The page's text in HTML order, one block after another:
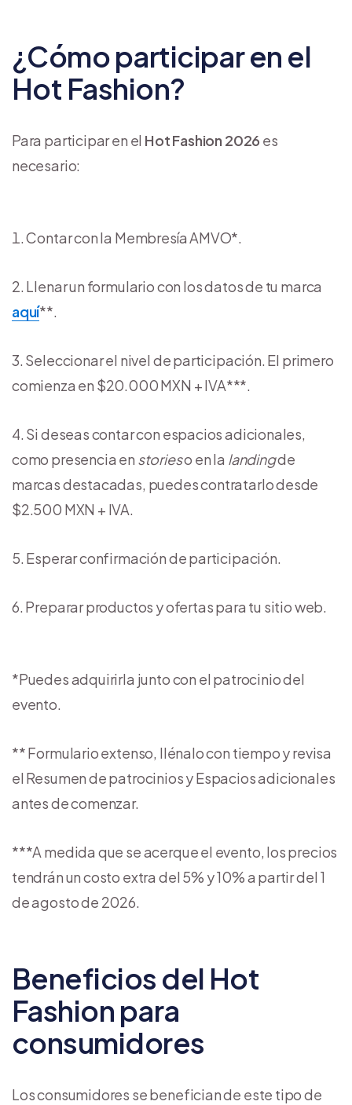
¿Cómo participar en el
Hot Fashion?
Para participar en el Hot Fashion 2026 es
necesario:
Contar con la Membresía AMVO*.
Llenar un formulario con los datos de tu marca
aquí**.
Seleccionar el nivel de participación. El primero
comienza en $20.000 MXN + IVA***.
Si deseas contar con espacios adicionales,
como presencia en storieso en la landingde
marcas destacadas, puedes contratarlo desde
$2.500 MXN + IVA.
Esperar confirmación de participación.
Preparar productos y ofertas para tu sitio web.
*Puedes adquirirla junto con el patrocinio del
evento.
** Formulario extenso, llénalo con tiempo y revisa
el Resumen de patrocinios y Espacios adicionales
antes de comenzar.
***A medida que se acerque el evento, los precios
tendrán un costo extra del 5% y 10% a partir del 1
de agosto de 2026.
Beneficios del Hot
Fashion para
consumidores
Los consumidores se benefician de este tipo de